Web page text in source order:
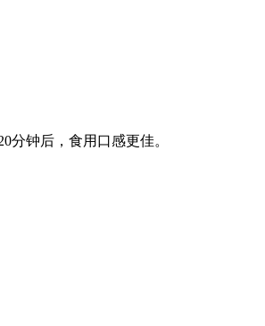
钟后，食用口感更佳。